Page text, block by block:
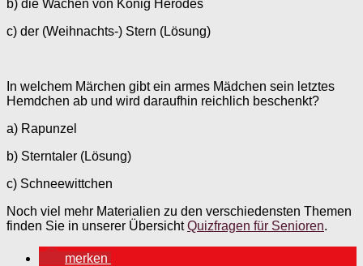
b) die Wachen von König Herodes
c) der (Weihnachts-) Stern (Lösung)
In welchem Märchen gibt ein armes Mädchen sein letztes
Hemdchen ab und wird daraufhin reichlich beschenkt?
a) Rapunzel
b) Sterntaler (Lösung)
c) Schneewittchen
Noch viel mehr Materialien zu den verschiedensten Themen
finden Sie in unserer ÜbersichtQuizfragen für Senioren.
merken